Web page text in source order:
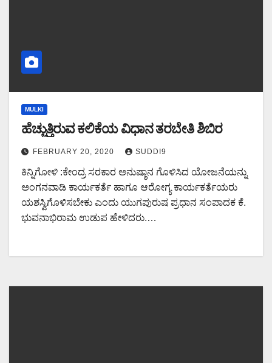
MULKI
ಹೆಚ್ಚುತ್ತಿರುವ ಕಲಿಕೆಯ ವಿಧಾನ ತರಬೇತಿ ಶಿಬಿರ
FEBRUARY 20, 2020 SUDDI9
ಕಿನ್ನಿಗೋಳಿ :ಕೇಂದ್ರ ಸರಕಾರ ಅನುಷ್ಠಾನ ಗೊಳಿಸಿದ ಯೋಜನೆಯನ್ನು
ಅಂಗನವಾಡಿ ಕಾರ್ಯಕರ್ತೆ ಹಾಗೂ ಆರೋಗ್ಯ ಕಾರ್ಯಕರ್ತೆಯರು
ಯಶಸ್ವಿಗೊಳಿಸಬೇಕು ಎಂದು ಯುಗಪುರುಷ ಪ್ರಧಾನ ಸಂಪಾದಕ ಕೆ.
ಭುವನಾಭಿರಾಮ ಉಡುಪ ಹೇಳಿದರು.…